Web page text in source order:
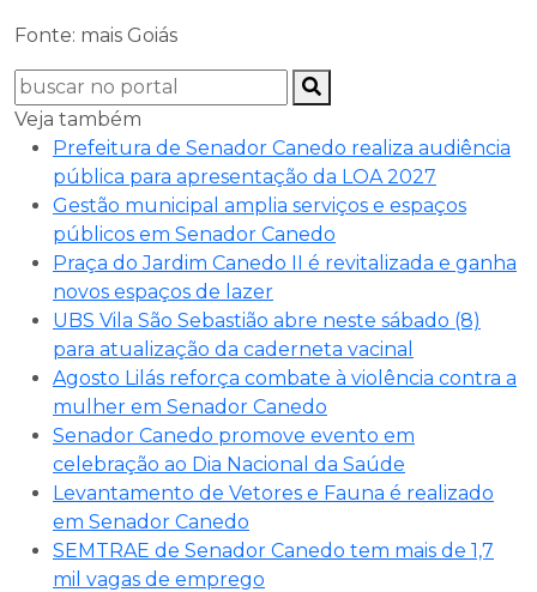
Fonte: mais Goiás
Veja também
Prefeitura de Senador Canedo realiza audiência
pública para apresentação da LOA 2027
Gestão municipal amplia serviços e espaços
públicos em Senador Canedo
Praça do Jardim Canedo II é revitalizada e ganha
novos espaços de lazer
UBS Vila São Sebastião abre neste sábado (8)
para atualização da caderneta vacinal
Agosto Lilás reforça combate à violência contra a
mulher em Senador Canedo
Senador Canedo promove evento em
celebração ao Dia Nacional da Saúde
Levantamento de Vetores e Fauna é realizado
em Senador Canedo
SEMTRAE de Senador Canedo tem mais de 1,7
mil vagas de emprego